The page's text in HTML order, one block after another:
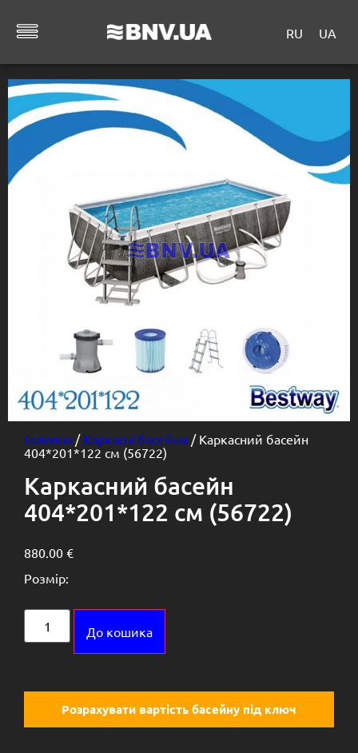
RU UA
Головна / Каркасні басейни / Каркасний басейн
404*201*122 см (56722)
Каркасний басейн
404*201*122 см (56722)
880.00 €
Розмір:
До кошика
Розрахувати вартість басейну під ключ